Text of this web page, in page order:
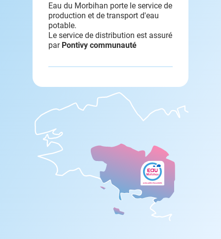
Eau du Morbihan porte le service de
production et de transport d'eau
potable.
Le service de distribution est assuré
par Pontivy communauté